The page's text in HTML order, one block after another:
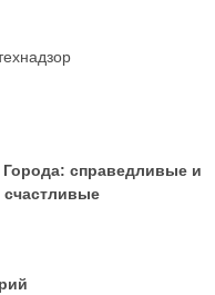
справедливые и